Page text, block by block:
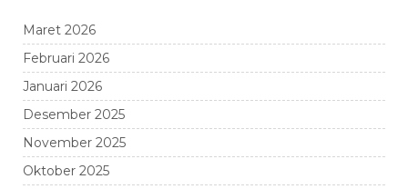
Maret 2026
Februari 2026
Januari 2026
Desember 2025
November 2025
Oktober 2025